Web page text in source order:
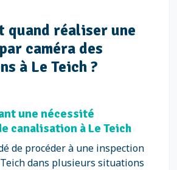
quand réaliser une
caméra des
à Le Teich ?
une nécessité
canalisation à Le Teich
de procéder à une inspection
dans plusieurs situations